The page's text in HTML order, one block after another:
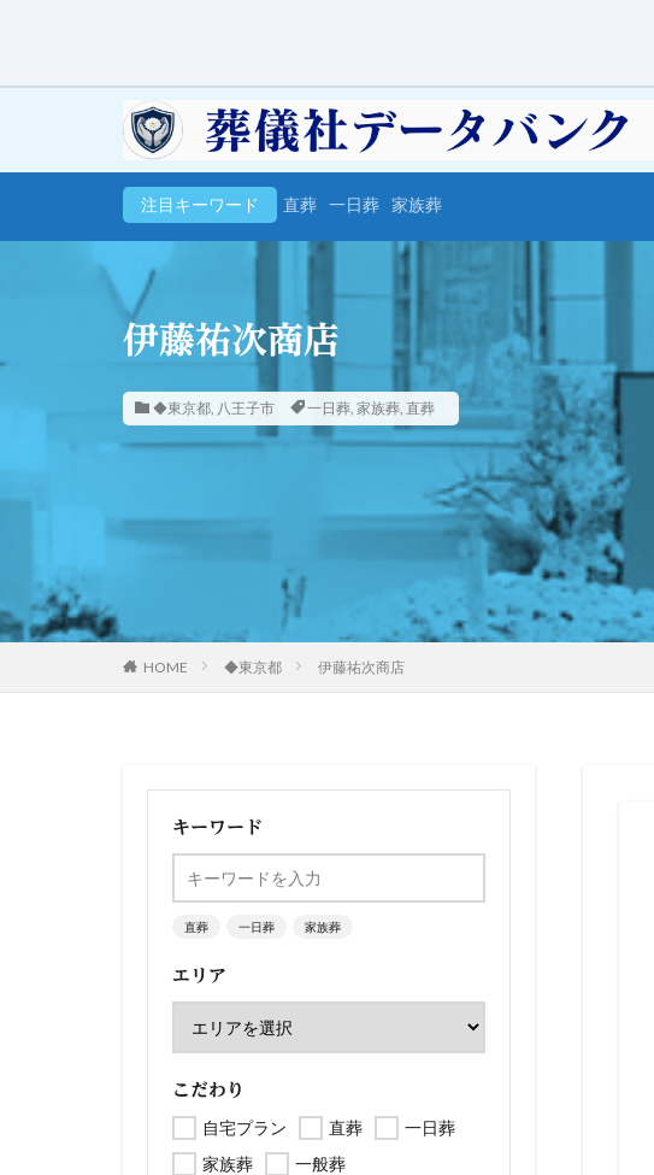
注目キーワード 直葬 一日葬 家族葬
伊藤祐次商店
◆東京都, 八王子市 一日葬, 家族葬, 直葬
HOME ◆東京都 伊藤祐次商店
キーワード
直葬 一日葬 家族葬
エリア
こだわり
自宅プラン 直葬
一日葬
家族葬
一般葬